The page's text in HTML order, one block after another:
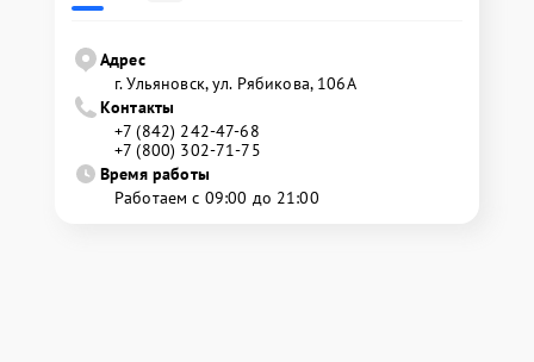
Адрес
г. Ульяновск, ул. Рябикова, 106А
Контакты
+7 (842) 242-47-68
+7 (800) 302-71-75
Время работы
Работаем с 09:00 до 21:00